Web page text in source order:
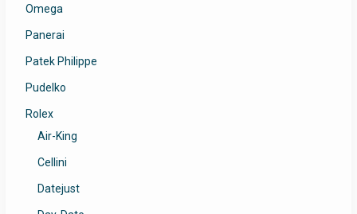
Omega
Panerai
Patek Philippe
Pudelko
Rolex
Air-King
Cellini
Datejust